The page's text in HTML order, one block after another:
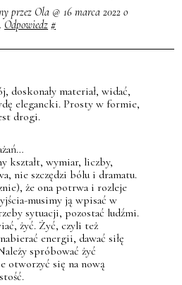
przez Ola @ 16 marca 2022 o
Odpowiedz #
doskonały materiał, widać,
elegancki. Prosty w formie,
drogi.
kształt, wymiar, liczby,
nie szczędzi bólu i dramatu.
że ona potrwa i rozleje
musimy ją wpisać w
sytuacji, pozostać ludźmi.
żyć. Żyć, czyli też
energii, dawać siłę
spróbować żyć
otworzyć się na nową